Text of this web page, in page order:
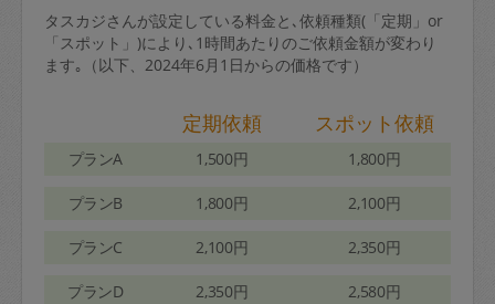
タスカジさんが設定している料金と､依頼種類(「定期」or
「スポット」)により､1時間あたりのご依頼金額が変わり
ます｡（以下、2024年6月1日からの価格です）
定期依頼 スポット依頼
プランA 1,500円 1,800円
プランB 1,800円 2,100円
プランC 2,100円 2,350円
プランD 2,350円 2,580円